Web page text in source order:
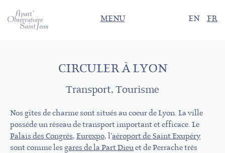
MENU EN FR
CIRCULER À LYON
Transport, Tourisme
Nos gîtes de charme sont situés au coeur de Lyon. La ville
possède un réseau de transport important et efficace. Le
Palais des Congrès, Eurexpo, l’aéroport de Saint Exupéry
sont comme lesgares de la Part Dieuet de Perrache très